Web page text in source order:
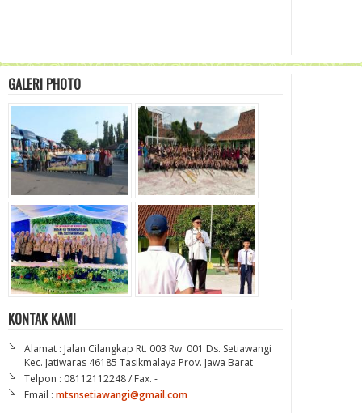
GALERI PHOTO
KONTAK KAMI
Alamat : Jalan Cilangkap Rt. 003 Rw. 001 Ds. Setiawangi
Kec. Jatiwaras 46185 Tasikmalaya Prov. Jawa Barat
Telpon : 08112112248 / Fax. -
Email : mtsnsetiawangi@gmail.com